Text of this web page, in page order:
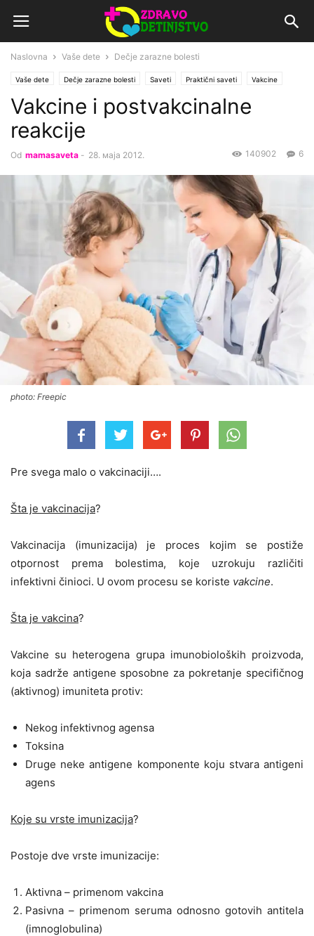
Naslovna Vaše dete Dečje zarazne bolesti
Vaše dete Dečje zarazne bolesti Saveti Praktični saveti Vakcine
Vakcine i postvakcinalne
reakcije
Od mamasaveta - 28. маја 2012. 6
140902
photo: Freepic
Pre svega malo o vakcinaciji….
Šta je vakcinacija?
Vakcinacija (imunizacija) je proces kojim se postiže
otpornost prema bolestima, koje uzrokuju različiti
infektivni činioci. U ovom procesu se koriste vakcine.
Šta je vakcina?
Vakcine su heterogena grupa imunobioloških proizvoda,
koja sadrže antigene sposobne za pokretanje specifičnog
(aktivnog) imuniteta protiv:
Nekog infektivnog agensa
Toksina
Druge neke antigene komponente koju stvara antigeni
agens
Koje su vrste imunizacija?
Postoje dve vrste imunizacije:
Aktivna – primenom vakcina
Pasivna – primenom seruma odnosno gotovih antitela
(imnoglobulina)